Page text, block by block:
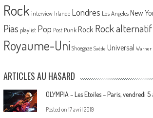
Rock interview Irlande Londres Los Angeles New
Pias playlist Pop Post Punk Rock Rock alternatif
Royaume-Uni Shoegaze Suède Universal Warner
ARTICLES AU HASARD
OLYMPIA – Les Etoiles – Paris, vendredi
Posted on 17 avril 2019